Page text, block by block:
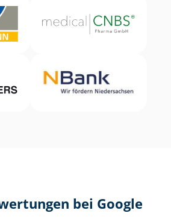
bei Google